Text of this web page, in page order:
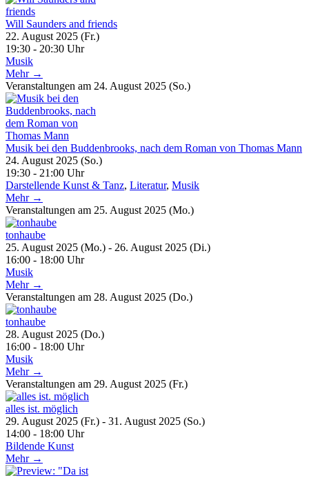
Will Saunders and friends
22. August 2025 (Fr.)
19:30 - 20:30 Uhr
Musik
Mehr →
Veranstaltungen am 24. August 2025 (So.)
Musik bei den Buddenbrooks, nach dem Roman von Thomas Mann
24. August 2025 (So.)
19:30 - 21:00 Uhr
Darstellende Kunst & Tanz, Literatur, Musik
Mehr →
Veranstaltungen am 25. August 2025 (Mo.)
tonhaube
25. August 2025 (Mo.) - 26. August 2025 (Di.)
16:00 - 18:00 Uhr
Musik
Mehr →
Veranstaltungen am 28. August 2025 (Do.)
tonhaube
28. August 2025 (Do.)
16:00 - 18:00 Uhr
Musik
Mehr →
Veranstaltungen am 29. August 2025 (Fr.)
alles ist. möglich
29. August 2025 (Fr.) - 31. August 2025 (So.)
14:00 - 18:00 Uhr
Bildende Kunst
Mehr →